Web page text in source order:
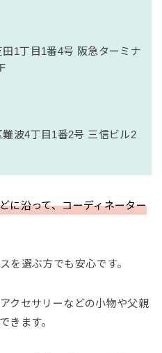
1丁目1番4号 阪急ターミナ
波4丁目1番2号 三信ビル2
に沿って、コーディネーター
を選ぶ方でも安心です。
クセサリーなどの小物や父親
きます。